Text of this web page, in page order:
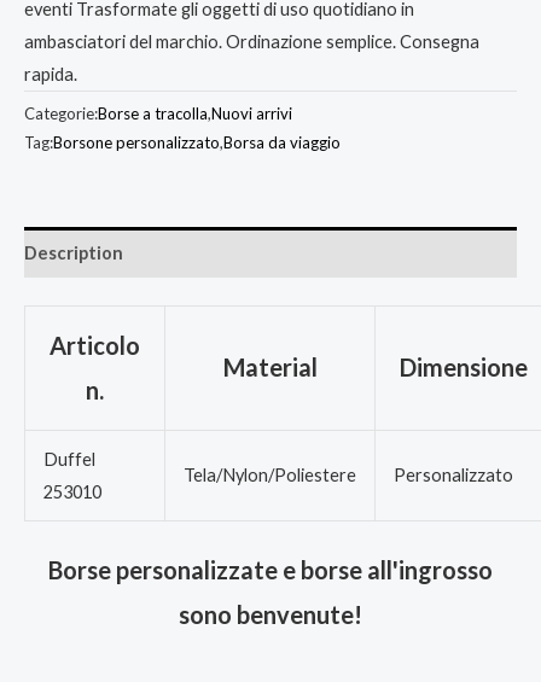
eventi Trasformate gli oggetti di uso quotidiano in
ambasciatori del marchio. Ordinazione semplice. Consegna
rapida.
Categorie:Borse a tracolla,Nuovi arrivi
Tag:Borsone personalizzato,Borsa da viaggio
Description
Articolo
n.
Material Dimensione
Duffel
253010
Tela/Nylon/Poliestere Personalizzato
Borse personalizzate e borse all'ingrosso
sono benvenute!